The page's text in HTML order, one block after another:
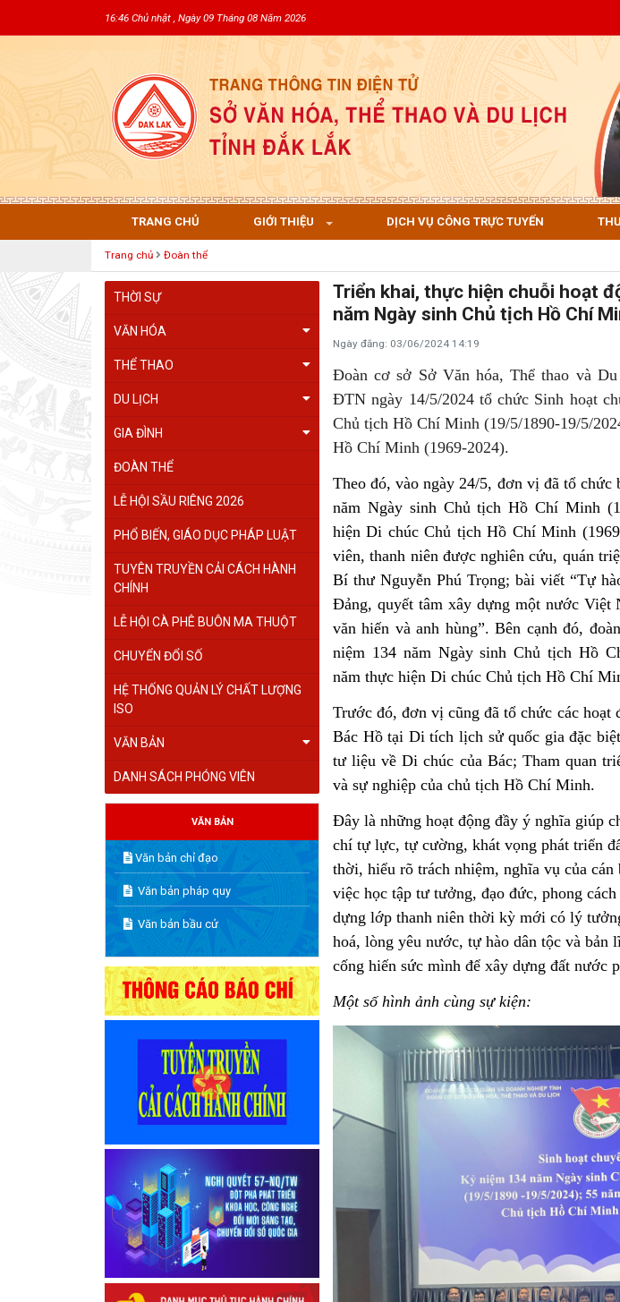
16:46 Chủ nhật , Ngày 09 Tháng 08 Năm 2026
TRANG CHỦ GIỚI THIỆU DỊCH VỤ CÔNG TRỰC TUYẾN
Trang chủ Đoàn thể
THỜI SỰ
VĂN HÓA
THỂ THAO
DU LỊCH
GIA ĐÌNH
ĐOÀN THỂ
LỄ HỘI SẦU RIÊNG 2026
PHỔ BIẾN, GIÁO DỤC PHÁP LUẬT
TUYÊN TRUYỀN CẢI CÁCH HÀNH
CHÍNH
LỄ HỘI CÀ PHÊ BUÔN MA THUỘT
CHUYỂN ĐỔI SỐ
HỆ THỐNG QUẢN LÝ CHẤT LƯỢNG
ISO
VĂN BẢN
DANH SÁCH PHÓNG VIÊN
VĂN BẢN
Văn bản chỉ đạo
Văn bản pháp quy
Văn bản bầu cử
Triển khai, thực hiện chuỗi hoạt
năm Ngày sinh Chủ tịch Hồ Chí
Ngày đăng: 03/06/2024 14:19
Đoàn cơ sở Sở Văn hóa, Thể thao và
ĐTN ngày 14/5/2024 tổ chức Sinh hoạt
Chủ tịch Hồ Chí Minh (19/5/1890-19/5/
Hồ Chí Minh (1969-2024).
Theo đó, vào ngày 24/5, đơn vị đã tổ
năm Ngày sinh Chủ tịch Hồ Chí Minh
hiện Di chúc Chủ tịch Hồ Chí Minh
viên, thanh niên được nghiên cứu, quán
Bí thư Nguyễn Phú Trọng; bài viết “Tự
Đảng, quyết tâm xây dựng một nước Việt
văn hiến và anh hùng”. Bên cạnh đó,
niệm 134 năm Ngày sinh Chủ tịch Hồ
năm thực hiện Di chúc Chủ tịch Hồ Chí
Trước đó, đơn vị cũng đã tổ chức các
Bác Hồ tại Di tích lịch sử quốc gia đặc
tư liệu về Di chúc của Bác; Tham quan
và sự nghiệp của chủ tịch Hồ Chí Minh.
Đây là những hoạt động đầy ý nghĩa giúp
chí tự lực, tự cường, khát vọng phát triển
thời, hiểu rõ trách nhiệm, nghĩa vụ của
việc học tập tư tưởng, đạo đức, phong
dựng lớp thanh niên thời kỳ mới có lý
hoá, lòng yêu nước, tự hào dân tộc và bản
cống hiến sức mình để xây dựng đất nước
Một số hình ảnh cùng sự kiện: